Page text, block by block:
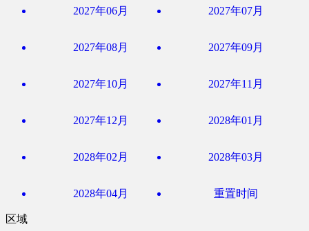
2027年06月 2027年07月
2027年08月 2027年09月
2027年10月 2027年11月
2027年12月 2028年01月
2028年02月 2028年03月
2028年04月 重置时间
区域